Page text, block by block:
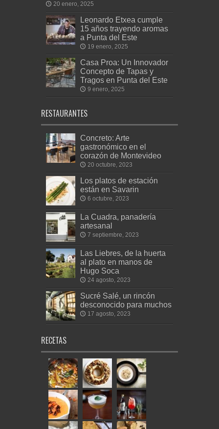
20 enero, 2025
Leonardo Etxea cumple
15 años trayendo aromas
a Punta del Este
19 enero, 2025
Casa Proa: Un Innovador
Concepto de Tapas y
Tragos en Punta del Este
9 enero, 2025
RESTAURANTES
Concreto: Arte
gastronómico en el
corazón de Montevideo
20 octubre, 2023
Los platos de estación
están en Savarin
6 octubre, 2023
La Cuadra, panadería
artesanal
7 septiembre, 2023
Las Liebres, de la huerta
al plato en manos de
Hugo Soca
24 agosto, 2023
Sucré Salé, un rincón
desconocido para muchos
17 agosto, 2023
RECETAS